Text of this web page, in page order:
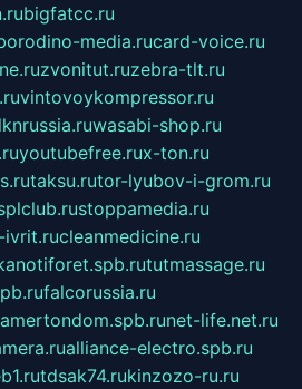
bigfatcc.ru
media.rucard-voice.ru
zvonitut.ruzebra-tlt.ru
vintovoykompressor.ru
wasabi-shop.ru
youtubefree.rux-ton.ru
taksu.rutor-lyubov-i-grom.ru
stoppamedia.ru
ivrit.rucleanmedicine.ru
tutmassage.ru
falcorussia.ru
net-life.net.ru
alliance-electro.spb.ru
tdsak74.rukinzozo-ru.ru